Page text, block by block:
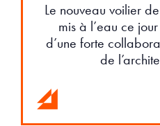
Le nouveau voilier
mis à l’eau ce
d’une forte
de